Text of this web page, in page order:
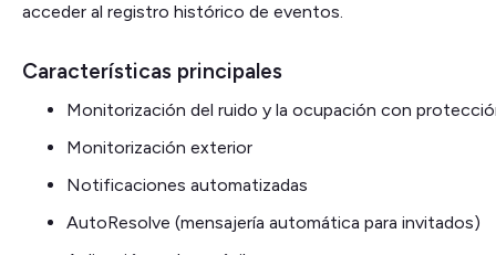
acceder al registro histórico de eventos.
Características principales
Monitorización del ruido y la ocupación con
Monitorización exterior
Notificaciones automatizadas
AutoResolve (mensajería automática para invitados)